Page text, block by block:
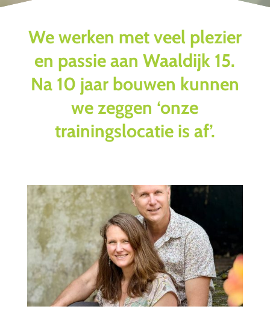
We werken met veel plezier
en passie aan Waaldijk 15.
Na 10 jaar bouwen kunnen
we zeggen ‘onze
trainingslocatie is af’.